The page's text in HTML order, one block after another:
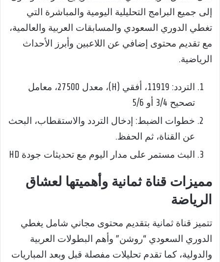
إلى جميع البرامج التحليلية اليومية والمباشرة التي
تغطي الدوري السعودي والمسابقات العربية والعالمية،
مع تقديم محتوى إضافي عن اللاعبين وأبرز الأحداث
الرياضية.
التردد: 11919، أفقي (H)، معدل 27500، معامل
تصحيح 3/4 أو 5/6
خطوات الضبط: إدخال التردد والاستقطاب، البحث
عن القناة، ثم الحفظ.
البث مستمر على مدار اليوم مع تحديثات جودة HD
مميزات قناة ثمانية وأهميتها لعشاق
الرياضة
تتميز قناة ثمانية بتقديم محتوى مجاني شامل يغطي
الدوري السعودي “روشن” وأهم البطولات العربية
والدولية، كما تقدم تحليلات مفصلة قبل وبعد المباريات